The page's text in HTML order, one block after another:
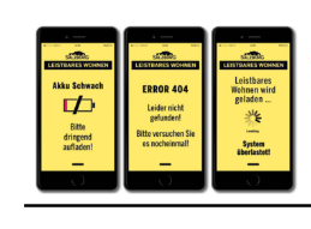
Inhalt
springen